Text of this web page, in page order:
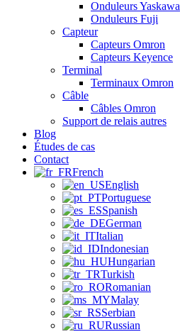
Onduleurs Yaskawa
Onduleurs Fuji
Capteur
Capteurs Omron
Capteurs Keyence
Terminal
Terminaux Omron
Câble
Câbles Omron
Support de relais autres
Blog
Études de cas
Contact
French
English
Portuguese
Spanish
German
Italian
Indonesian
Hungarian
Turkish
Romanian
Malay
Serbian
Russian